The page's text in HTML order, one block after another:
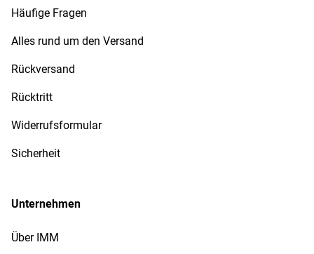
Häufige Fragen
Alles rund um den Versand
Rückversand
Rücktritt
Widerrufsformular
Sicherheit
Unternehmen
Über IMM